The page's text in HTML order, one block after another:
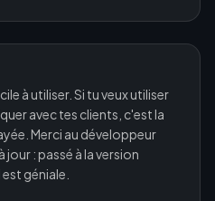
à utiliser. Si tu veux utiliser
avec tes clients, c'est la
Merci au développeur
: passé à la version
géniale.